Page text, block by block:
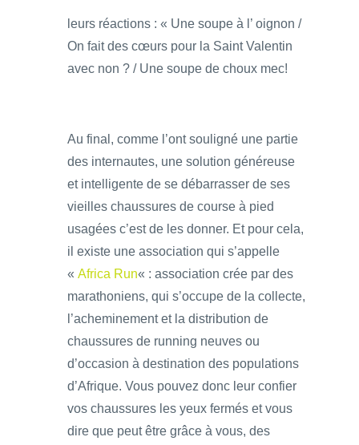
leurs réactions : « Une soupe à l’ oignon /
On fait des cœurs pour la Saint Valentin
avec non ? / Une soupe de choux mec!
Au final, comme l’ont souligné une partie
des internautes, une solution généreuse
et intelligente de se débarrasser de ses
vieilles chaussures de course à pied
usagées c’est de les donner. Et pour cela,
il existe une association qui s’appelle
« Africa Run« : association crée par des
marathoniens, qui s’occupe de la collecte,
l’acheminement et la distribution de
chaussures de running neuves ou
d’occasion à destination des populations
d’Afrique. Vous pouvez donc leur confier
vos chaussures les yeux fermés et vous
dire que peut être grâce à vous, des